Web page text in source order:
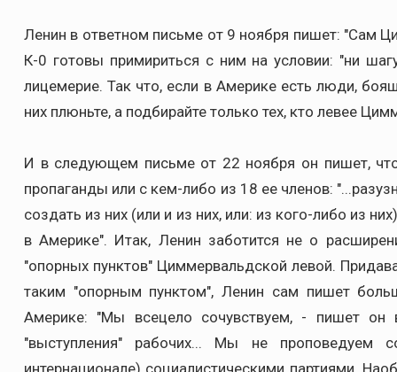
Ленин в ответном письме от 9 ноября пишет: "Сам
К-0 готовы примириться с ним на условии: "ни
лицемерие. Так что, если в Америке есть люди,
них плюньте, а подбирайте только тех, кто левее
И в следующем письме от 22 ноября он пишет,
пропаганды или с кем-либо из 18 ее членов:
создать из них (или и из них, или: из кого-либо из
в Америке". Итак, Ленин заботится не о
"опорных пунктов" Циммервальдской левой.
таким "опорным пунктом", Ленин сам пишет
Америке: "Мы всецело сочувствуем, - пишет
"выступления" рабочих... Мы не
интернационале) социалистическими партиями.